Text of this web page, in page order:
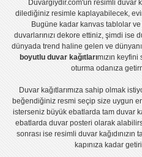
Duvargiydir.com'unresimli duvar
dilediğiniz resimle kaplayabilecek,
Bugüne kadar kanvas tablo lar
duvarlarınızı dekore ettiniz, şimdi ise
dünyada trend haline gelen ve
boyutlu duvar kağıtlarımızın
oturma odanıza
Duvar kağıtlarımıza sahip olmak
beğendiğiniz resmi seçip size uygun
isterseniz büyük ebatlarda tam duvar
ebatlarda duvar posteri olarak
sonrası iseresimli duvar kağıdınızın
kapınıza kadar